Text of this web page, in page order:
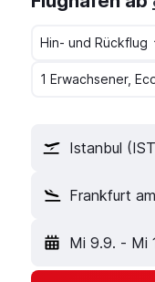
Hin- und Rückflug
1 Erwachsener,
Istanbul
Frankfurt
Mi 9.9. - Mi